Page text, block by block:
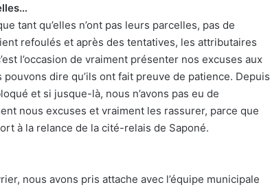
tant qu’elles n’ont pas leurs parcelles, pas de
refoulés et après des tentatives, les attributaires
l’occasion de vraiment présenter nos excuses aux
dire qu’ils ont fait preuve de patience. Depuis
et si jusque-là, nous n’avons pas eu de
nous excuses et vraiment les rassurer, parce que
à la relance de la cité-relais de Saponé.
nous avons pris attache avec l’équipe municipale